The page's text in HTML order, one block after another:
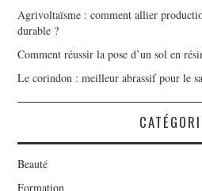
Agrivoltaïsme : comment allier
durable ?
Comment réussir la pose d’un sol en
Le corindon : meilleur abrassif pour le
Beauté
Formation